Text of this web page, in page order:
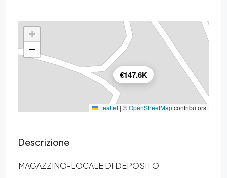
€147.6K
+
−
Leaflet | ©OpenStreetMapcontributors
Descrizione
MAGAZZINO-LOCALE DI DEPOSITO